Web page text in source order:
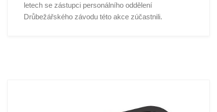
letech se zástupci personálního oddělení
Drůbežářského závodu této akce zúčastnili.